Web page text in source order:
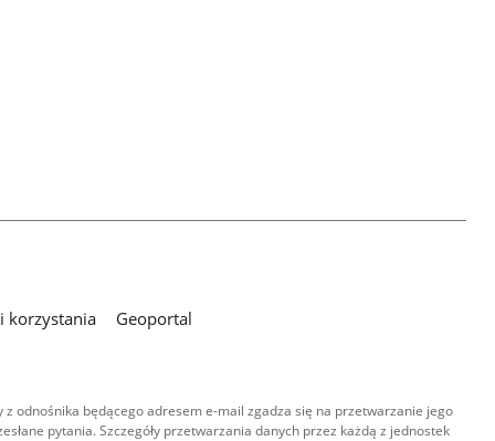
korzystania
Geoportal
odnośnika będącego adresem e-mail zgadza się na przetwarzanie jego
pytania. Szczegóły przetwarzania danych przez każdą z jednostek